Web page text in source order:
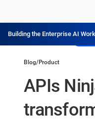
Building the Enterprise AI
Blog/Product
APIs